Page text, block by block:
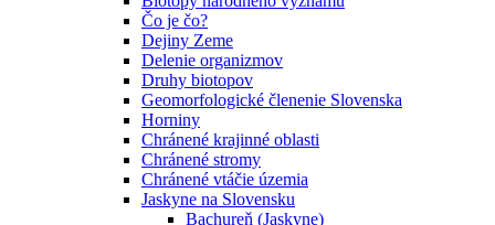
Čo je čo?
Dejiny Zeme
Delenie organizmov
Druhy biotopov
Geomorfologické členenie Slovenska
Horniny
Chránené krajinné oblasti
Chránené stromy
Chránené vtáčie územia
Jaskyne na Slovensku
Bachureň (Jaskyne)